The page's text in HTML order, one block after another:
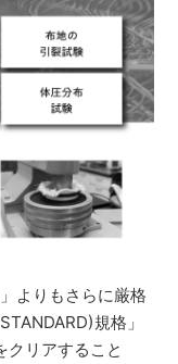
よりもさらに厳格
規格」
クリアすること